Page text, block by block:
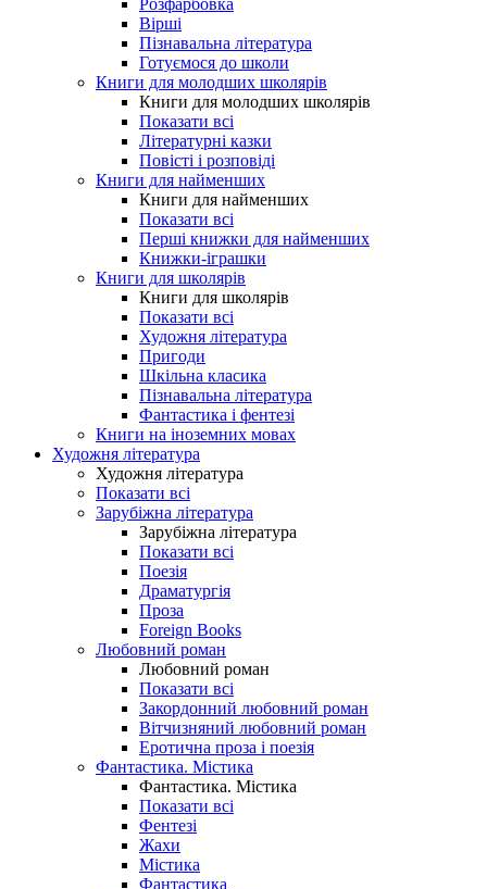
Розфарбовка
Вірші
Пізнавальна література
Готуємося до школи
Книги для молодших школярів
Книги для молодших школярів
Показати всі
Літературні казки
Повісті і розповіді
Книги для найменших
Книги для найменших
Показати всі
Перші книжки для найменших
Книжки-іграшки
Книги для школярів
Книги для школярів
Показати всі
Художня література
Пригоди
Шкільна класика
Пізнавальна література
Фантастика і фентезі
Книги на іноземних мовах
Художня література
Художня література
Показати всі
Зарубіжна література
Зарубіжна література
Показати всі
Поезія
Драматургія
Проза
Foreign Books
Любовний роман
Любовний роман
Показати всі
Закордонний любовний роман
Вітчизняний любовний роман
Еротична проза і поезія
Фантастика. Містика
Фантастика. Містика
Показати всі
Фентезі
Жахи
Містика
Фантастика